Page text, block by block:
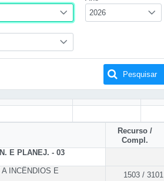
2026
Pesquisar
Recurso /
Compl.
E PLANEJ. - 03
INCÊNDIOS E
1503 / 3101